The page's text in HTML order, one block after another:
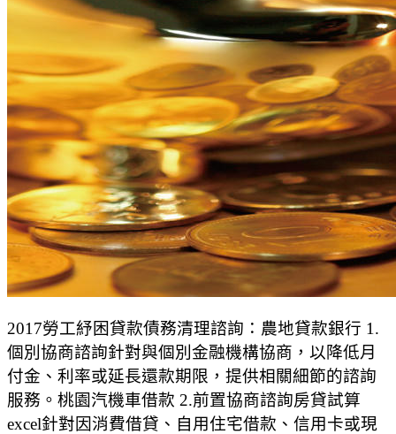
2017勞工紓困貸款債務清理諮詢：農地貸款銀行 1.
個別協商諮詢針對與個別金融機構協商，以降低月
付金、利率或延長還款期限，提供相關細節的諮詢
服務。桃園汽機車借款 2.前置協商諮詢房貸試算
excel針對因消費借貸、自用住宅借款、信用卡或現